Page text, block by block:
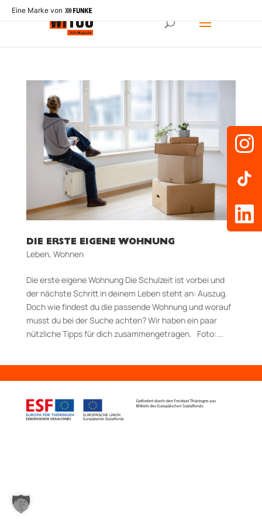
Eine Marke von
DIE ERSTE EIGENE WOHNUNG
Leben, Wohnen
Die erste eigene Wohnung Die Schulzeit ist vorbei und
der nächste Schritt in deinem Leben steht an: Auszug.
Doch wie findest du die passende Wohnung und worauf
musst du bei der Suche achten? Wir haben ein paar
nützliche Tipps für dich zusammengetragen. Foto:...